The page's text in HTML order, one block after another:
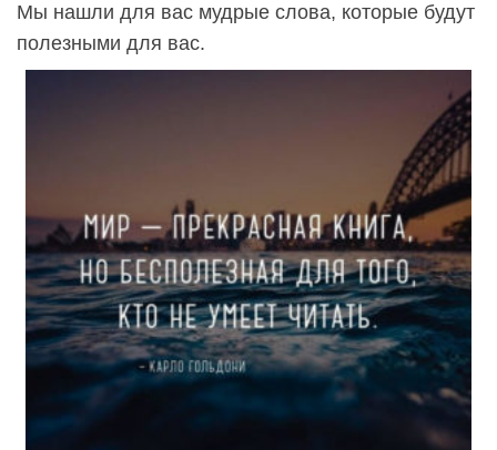
Мы нашли для вас мудрые слова, которые будут
полезными для вас.